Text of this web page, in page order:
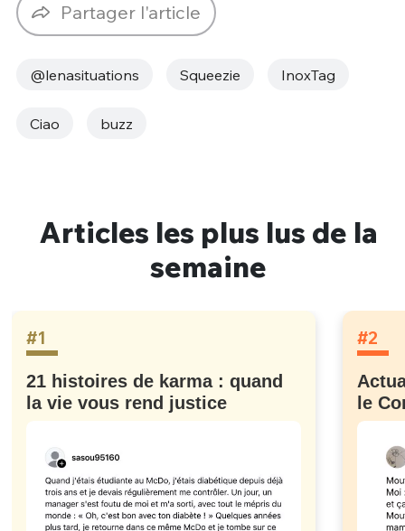
Partager l'article
@lenasituations Squeezie InoxTag
Ciao buzz
Articles les plus lus de la
semaine
#1
21 histoires de karma : quand
la vie vous rend justice
#2
le